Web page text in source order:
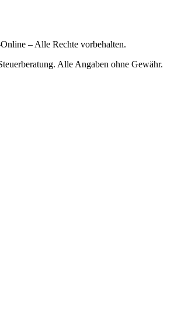
– Alle Rechte vorbehalten.
Alle Angaben ohne Gewähr.